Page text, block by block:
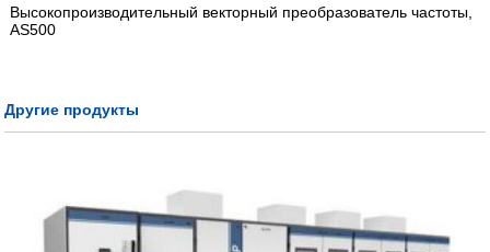
Высокопроизводительный векторный преобразователь частоты,
AS500
Другие продукты